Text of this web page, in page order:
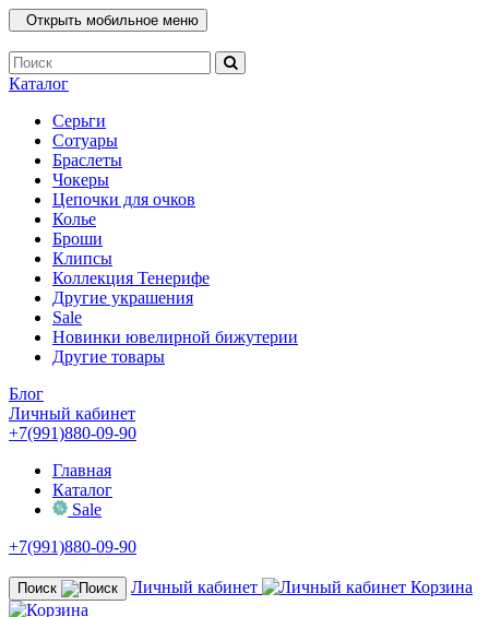
Открыть мобильное меню
Каталог
Серьги
Сотуары
Браслеты
Чокеры
Цепочки для очков
Колье
Броши
Клипсы
Коллекция Тенерифе
Другие украшения
Sale
Новинки ювелирной бижутерии
Другие товары
Блог
Личный кабинет
+7(991)880-09-90
Главная
Каталог
Sale
+7(991)880-09-90
Поиск Личный кабинет Корзина